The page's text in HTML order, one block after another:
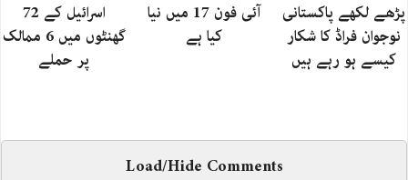
پڑھے لکھے پاکستانی
نوجوان فراڈ کا شکار
کیسے ہو رہے ہیں
آئی فون 17 میں نیا
کیا ہے
اسرائیل کے 72
گھنٹوں میں 6 ممالک
پر حملے
Load/Hide Comments